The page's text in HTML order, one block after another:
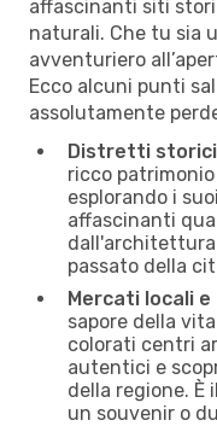
affascinanti siti
naturali. Che tu sia
avventuriero
Ecco alcuni punti
assolutamente
Distretti storici
ricco
esplorando i
affascinanti
passato della
Mercati locali
sapore della
colorati centri
autentici e
della regione.
un souvenir o